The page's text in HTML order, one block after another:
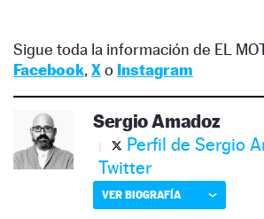
Sigue toda la información de EL
Facebook, Xo Instagram
Sergio Amadoz
Perfil de Sergio
Twitter
VER BIOGRAFÍA